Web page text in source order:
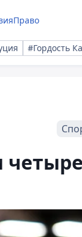
Право
#Гордость